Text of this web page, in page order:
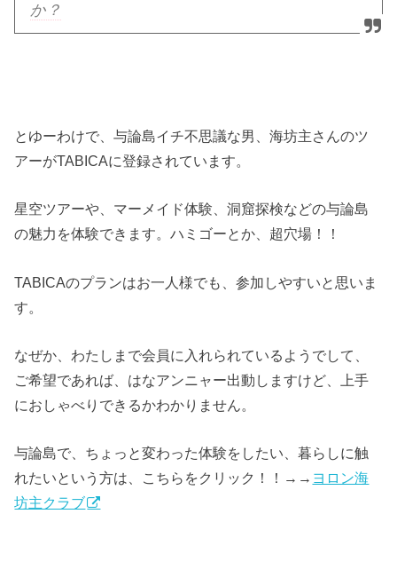
か？
とゆーわけで、与論島イチ不思議な男、海坊主さんのツ
アーがTABICAに登録されています。
星空ツアーや、マーメイド体験、洞窟探検などの与論島
の魅力を体験できます。ハミゴーとか、超穴場！！
TABICAのプランはお一人様でも、参加しやすいと思いま
す。
なぜか、わたしまで会員に入れられているようでして、
ご希望であれば、はなアンニャー出動しますけど、上手
におしゃべりできるかわかりません。
与論島で、ちょっと変わった体験をしたい、暮らしに触
れたいという方は、こちらをクリック！！→→ ヨロン海
坊主クラブ